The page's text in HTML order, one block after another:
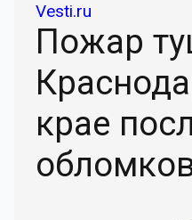
Vesti.ru
Пожар
крае